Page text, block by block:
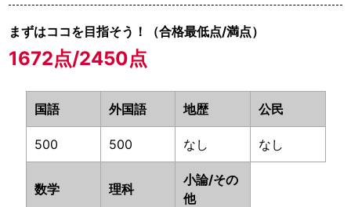
まずはココを目指そう！（合格最低点/満点）
1672点/2450点
国語 外国語 地歴 公民
500 500 なし なし
数学 理科
小論/その
他